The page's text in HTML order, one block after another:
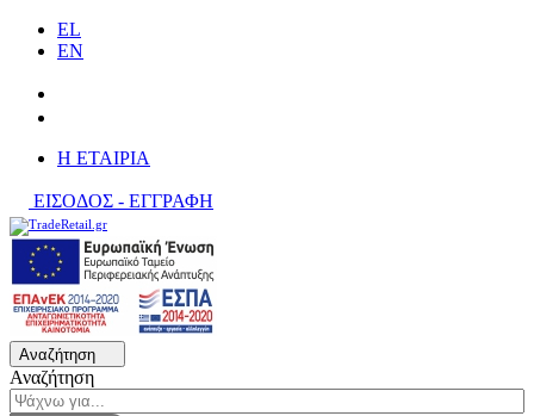
EL
EN
H ΕΤΑΙΡΙΑ
ΕΙΣΟΔΟΣ - ΕΓΓΡΑΦΗ
Αναζήτηση
Αναζήτηση